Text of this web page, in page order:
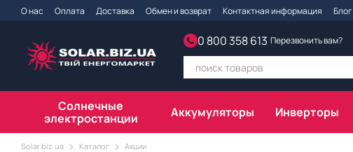
Перейти к основному контенту
О нас Оплата Доставка Обмен и возврат Контактная информация Блог
0 800 358 613 Перезвонить вам?
Солнечные
электростанции
Аккумуляторы Инверторы
Solar.biz.ua Каталог Акции